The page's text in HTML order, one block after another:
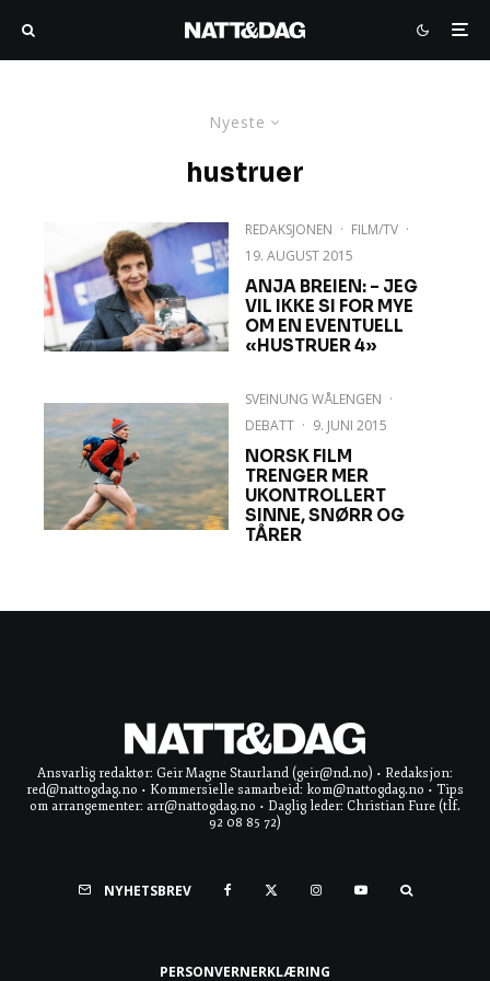
Nyeste
hustruer
REDAKSJONEN · FILM/TV ·
19. AUGUST 2015
ANJA BREIEN: – JEG
VIL IKKE SI FOR MYE
OM EN EVENTUELL
«HUSTRUER 4»
SVEINUNG WÅLENGEN ·
DEBATT · 9. JUNI 2015
NORSK FILM
TRENGER MER
UKONTROLLERT
SINNE, SNØRR OG
TÅRER
Ansvarlig redaktør: Geir Magne Staurland (geir@nd.no) • Redaksjon:
red@nattogdag.no • Kommersielle samarbeid: kom@nattogdag.no • Tips
om arrangementer: arr@nattogdag.no • Daglig leder: Christian Fure (tlf.
92 08 85 72)
NYHETSBREV
PERSONVERNERKLÆRING